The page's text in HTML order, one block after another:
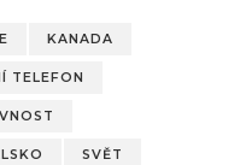
KANADA
TELEFON
SVĚT